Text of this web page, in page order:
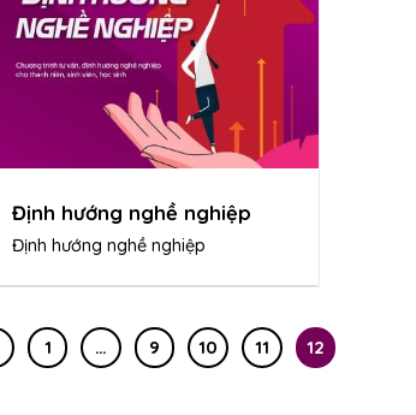
Định hướng nghề nghiệp
Định hướng nghề nghiệp
1 … 9 10 11 12